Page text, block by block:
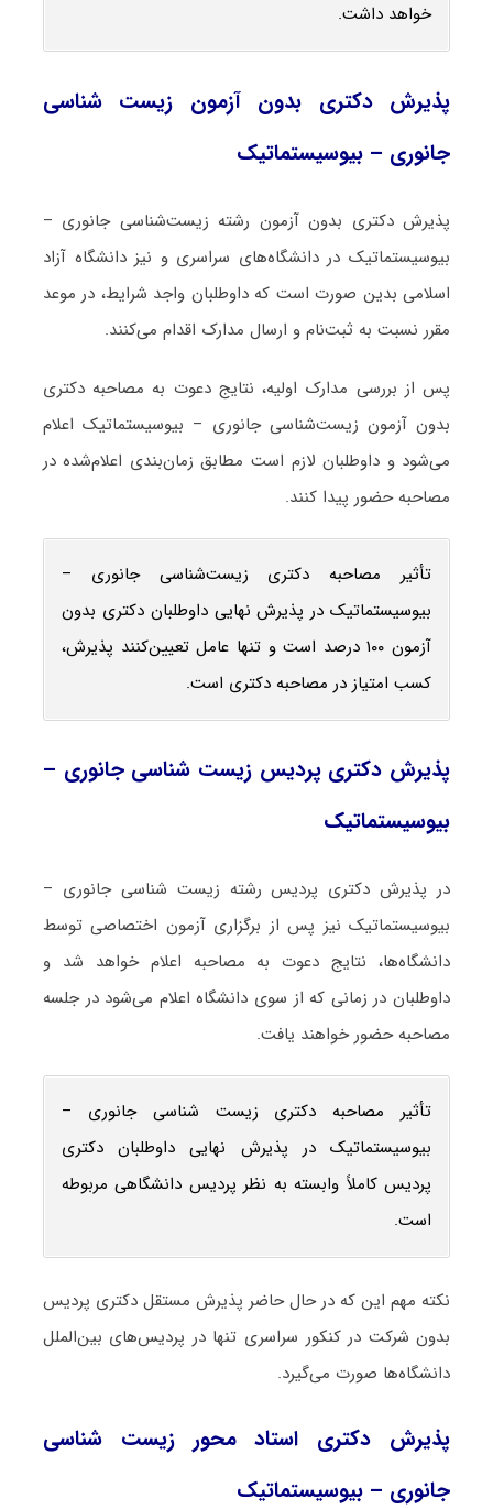
خواهد داشت.
پذیرش دکتری بدون آزمون زیست ‌شناسی
جانوری – بیوسیستماتیک
پذیرش دکتری بدون آزمون رشته زیست‌شناسی جانوری –
بیوسیستماتیک در دانشگاه‌های سراسری و نیز دانشگاه آزاد
اسلامی بدین صورت است که داوطلبان واجد شرایط، در موعد
مقرر نسبت به ثبت‌نام و ارسال مدارک اقدام می‌کنند.
پس از بررسی مدارک اولیه، نتایج دعوت به مصاحبه دکتری
بدون آزمون زیست‌شناسی جانوری – بیوسیستماتیک اعلام
می‌شود و داوطلبان لازم است مطابق زمان‌بندی اعلام‌شده در
مصاحبه حضور پیدا کنند.
تأثیر مصاحبه دکتری زیست‌شناسی جانوری –
بیوسیستماتیک در پذیرش نهایی داوطلبان دکتری بدون
آزمون ۱۰۰ درصد است و تنها عامل تعیین‌کنند پذیرش،
کسب امتیاز در مصاحبه دکتری است.
پذیرش دکتری پردیس زیست ‌شناسی جانوری –
بیوسیستماتیک
در پذیرش دکتری پردیس رشته زیست ‌شناسی جانوری –
بیوسیستماتیک نیز پس از برگزاری آزمون اختصاصی توسط
دانشگاه‌ها، نتایج دعوت به مصاحبه اعلام خواهد شد و
داوطلبان در زمانی که از سوی دانشگاه اعلام می‌شود در جلسه
مصاحبه حضور خواهند یافت.
تأثیر مصاحبه دکتری زیست ‌شناسی جانوری –
بیوسیستماتیک در پذیرش نهایی داوطلبان دکتری
پردیس کاملاً وابسته به نظر پردیس دانشگاهی مربوطه
است.
نکته مهم این که در حال حاضر پذیرش مستقل دکتری پردیس
بدون شرکت در کنکور سراسری تنها در پردیس‌های بین‌الملل
دانشگاه‌ها صورت می‌گیرد.
پذیرش دکتری استاد محور زیست ‌شناسی
جانوری – بیوسیستماتیک